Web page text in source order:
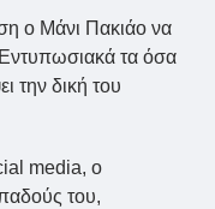
ο Μάνι Πακιάο να
τα όσα
την δική του
media, ο
του,